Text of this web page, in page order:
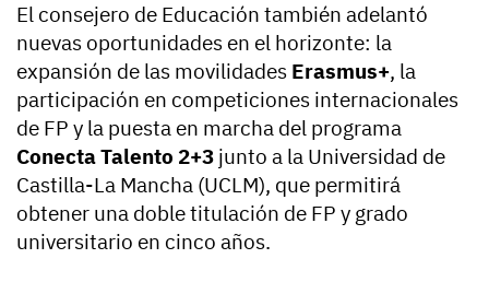
El consejero de Educación también adelantó
nuevas oportunidades en el horizonte: la
expansión de las movilidades Erasmus+, la
participación en competiciones internacionales
de FP y la puesta en marcha del programa
Conecta Talento 2+3 junto a la Universidad de
Castilla-La Mancha (UCLM), que permitirá
obtener una doble titulación de FP y grado
universitario en cinco años.